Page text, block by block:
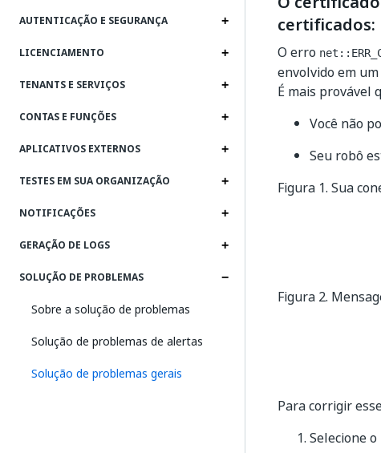
AUTENTICAÇÃO E SEGURANÇA
LICENCIAMENTO
TENANTS E SERVIÇOS
CONTAS E FUNÇÕES
APLICATIVOS EXTERNOS
TESTES EM SUA ORGANIZAÇÃO
NOTIFICAÇÕES
GERAÇÃO DE LOGS
SOLUÇÃO DE PROBLEMAS
Sobre a solução de problemas
Solução de problemas de alertas
Solução de problemas gerais
O erro
envolvido em
É mais provável
Você não
Seu robô
Figura 1. Sua
Figura 2.
Para corrigir
Selecione